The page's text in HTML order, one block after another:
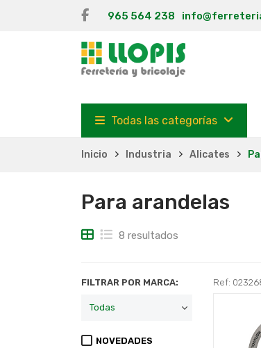
965 564 238
Todas las categorías
Inicio Industria Alicates
Para arandelas
8 resultados
FILTRAR POR MARCA:
NOVEDADES
Ref: